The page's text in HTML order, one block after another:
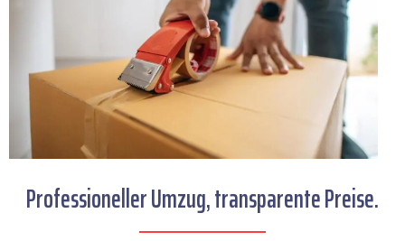
Professioneller Umzug, transparente Preise.